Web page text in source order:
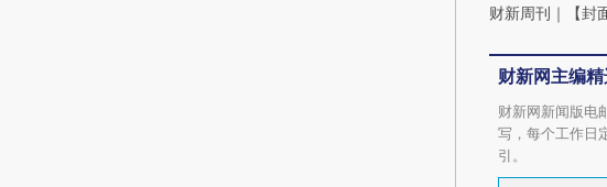
财新周刊 ｜ 【
财新网主编
财新网新闻版电
写，每个工作日
引。